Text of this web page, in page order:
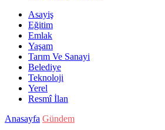
Asayiş
Eğitim
Emlak
Yaşam
Tarım Ve Sanayi
Belediye
Teknoloji
Yerel
Resmî İlan
Anasayfa Gündem